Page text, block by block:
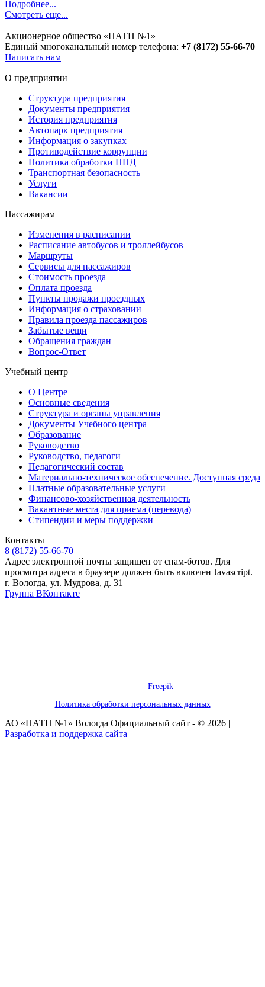
Подробнее...
Смотреть еще...
Акционерное общество «ПАТП №1»
Единый многоканальный номер телефона: +7 (8172) 55-66-70
Написать нам
О предприятии
Структура предприятия
Документы предприятия
История предприятия
Автопарк предприятия
Информация о закупках
Противодействие коррупции
Политика обработки ПНД
Транспортная безопасность
Услуги
Вакансии
Пассажирам
Изменения в расписании
Расписание автобусов и троллейбусов
Маршруты
Сервисы для пассажиров
Стоимость проезда
Оплата проезда
Пункты продажи проездных
Информация о страховании
Правила проезда пассажиров
Забытые вещи
Обращения граждан
Вопрос-Ответ
Учебный центр
О Центре
Основные сведения
Структура и органы управления
Документы Учебного центра
Образование
Руководство
Руководство, педагоги
Педагогический состав
Материально-техническое обеспечение. Доступная среда
Платные образовательные услуги
Финансово-хозяйственная деятельность
Вакантные места для приема (перевода)
Стипендии и меры поддержки
Контакты
8 (8172) 55-66-70
Адрес электронной почты защищен от спам-ботов. Для
просмотра адреса в браузере должен быть включен Javascript.
г. Вологда, ул. Мудрова, д. 31
Группа ВКонтакте
Freepik
Политика обработки персональных данных
АО «ПАТП №1» Вологда Официальный сайт - © 2026 |
Разработка и поддержка сайта